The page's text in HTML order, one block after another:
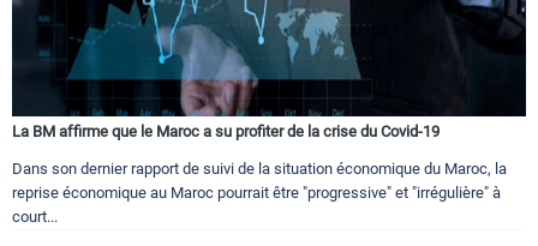
La BM affirme que le Maroc a su profiter de la crise du Covid-19
Dans son dernier rapport de suivi de la situation économique du Maroc, la
reprise économique au Maroc pourrait être "progressive" et "irrégulière" à
court...